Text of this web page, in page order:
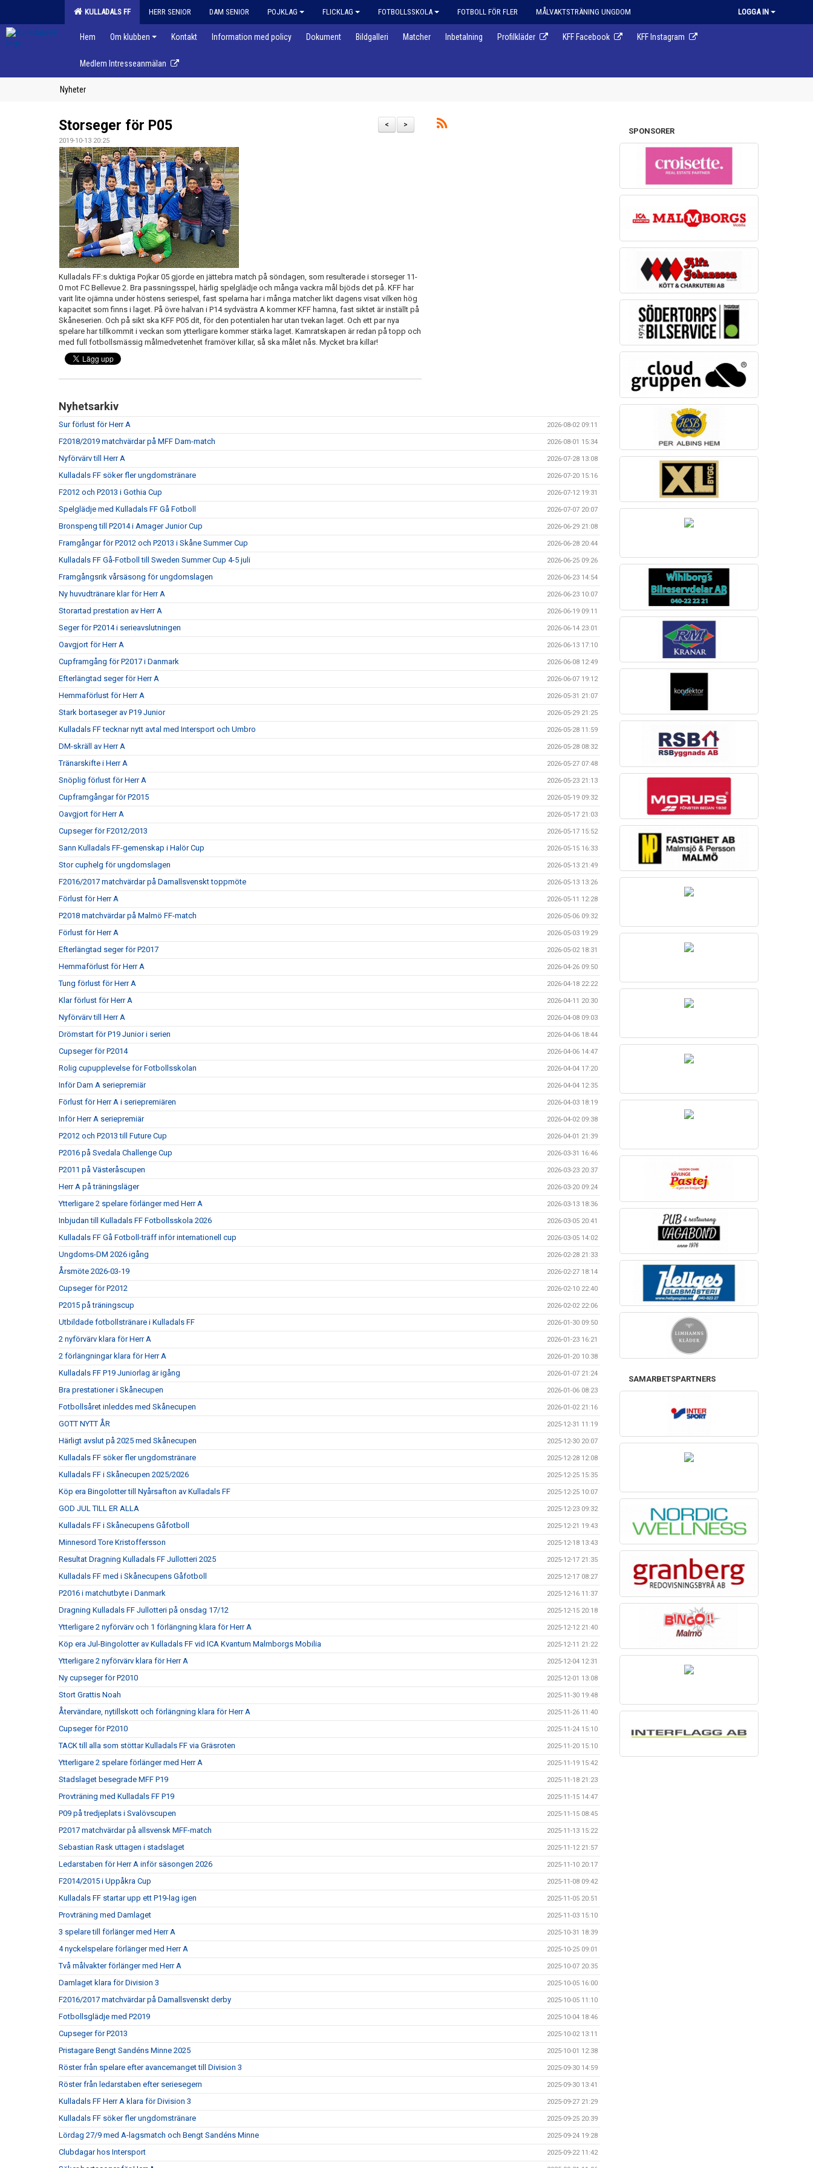
KULLADALS FF HERR SENIOR DAM SENIOR POJKLAG FLICKLAG FOTBOLLSSKOLA FOTBOLL FÖR FLER MÅLVAKTSTRÄNING UNGDOM LOGGA IN
Hem Om klubben Kontakt Information med policy Dokument Bildgalleri Matcher Inbetalning Profilkläder KFF Facebook KFF Instagram
Medlem Intresseanmälan
Nyheter
>
<
Storseger för P05
2019-10-13 20:25
Kulladals FF:s duktiga Pojkar 05 gjorde en jättebra match på söndagen, som resulterade i storseger 11-
0 mot FC Bellevue 2. Bra passningsspel, härlig spelglädje och många vackra mål bjöds det på. KFF har
varit lite ojämna under höstens seriespel, fast spelarna har i många matcher likt dagens visat vilken hög
kapacitet som finns i laget. På övre halvan i P14 sydvästra A kommer KFF hamna, fast siktet är inställt på
Skåneserien. Och på sikt ska KFF P05 dit, för den potentialen har utan tvekan laget. Och ett par nya
spelare har tillkommit i veckan som ytterligare kommer stärka laget. Kamratskapen är redan på topp och
med full fotbollsmässig målmedvetenhet framöver killar, så ska målet nås. Mycket bra killar!
Nyhetsarkiv
Sur förlust för Herr A 2026-08-02 09:11
F2018/2019 matchvärdar på MFF Dam-match 2026-08-01 15:34
Nyförvärv till Herr A 2026-07-28 13:08
Kulladals FF söker fler ungdomstränare 2026-07-20 15:16
F2012 och P2013 i Gothia Cup 2026-07-12 19:31
Spelglädje med Kulladals FF Gå Fotboll 2026-07-07 20:07
Bronspeng till P2014 i Amager Junior Cup 2026-06-29 21:08
Framgångar för P2012 och P2013 i Skåne Summer Cup 2026-06-28 20:44
Kulladals FF Gå-Fotboll till Sweden Summer Cup 4-5 juli 2026-06-25 09:26
Framgångsrik vårsäsong för ungdomslagen 2026-06-23 14:54
Ny huvudtränare klar för Herr A 2026-06-23 10:07
Storartad prestation av Herr A 2026-06-19 09:11
Seger för P2014 i serieavslutningen 2026-06-14 23:01
Oavgjort för Herr A 2026-06-13 17:10
Cupframgång för P2017 i Danmark 2026-06-08 12:49
Efterlängtad seger för Herr A 2026-06-07 19:12
Hemmaförlust för Herr A 2026-05-31 21:07
Stark bortaseger av P19 Junior 2026-05-29 21:25
Kulladals FF tecknar nytt avtal med Intersport och Umbro 2026-05-28 11:59
DM-skräll av Herr A 2026-05-28 08:32
Tränarskifte i Herr A 2026-05-27 07:48
Snöplig förlust för Herr A 2026-05-23 21:13
Cupframgångar för P2015 2026-05-19 09:32
Oavgjort för Herr A 2026-05-17 21:03
Cupseger för F2012/2013 2026-05-17 15:52
Sann Kulladals FF-gemenskap i Halör Cup 2026-05-15 16:33
Stor cuphelg för ungdomslagen 2026-05-13 21:49
F2016/2017 matchvärdar på Damallsvenskt toppmöte 2026-05-13 13:26
Förlust för Herr A 2026-05-11 12:28
P2018 matchvärdar på Malmö FF-match 2026-05-06 09:32
Förlust för Herr A 2026-05-03 19:29
Efterlängtad seger för P2017 2026-05-02 18:31
Hemmaförlust för Herr A 2026-04-26 09:50
Tung förlust för Herr A 2026-04-18 22:22
Klar förlust för Herr A 2026-04-11 20:30
Nyförvärv till Herr A 2026-04-08 09:03
Drömstart för P19 Junior i serien 2026-04-06 18:44
Cupseger för P2014 2026-04-06 14:47
Rolig cupupplevelse för Fotbollsskolan 2026-04-04 17:20
Inför Dam A seriepremiär 2026-04-04 12:35
Förlust för Herr A i seriepremiären 2026-04-03 18:19
Inför Herr A seriepremiär 2026-04-02 09:38
P2012 och P2013 till Future Cup 2026-04-01 21:39
P2016 på Svedala Challenge Cup 2026-03-31 16:46
P2011 på Västeråscupen 2026-03-23 20:37
Herr A på träningsläger 2026-03-20 09:24
Ytterligare 2 spelare förlänger med Herr A 2026-03-13 18:36
Inbjudan till Kulladals FF Fotbollsskola 2026 2026-03-05 20:41
Kulladals FF Gå Fotboll-träff inför internationell cup 2026-03-05 14:02
Ungdoms-DM 2026 igång 2026-02-28 21:33
Årsmöte 2026-03-19 2026-02-27 18:14
Cupseger för P2012 2026-02-10 22:40
P2015 på träningscup 2026-02-02 22:06
Utbildade fotbollstränare i Kulladals FF 2026-01-30 09:50
2 nyförvärv klara för Herr A 2026-01-23 16:21
2 förlängningar klara för Herr A 2026-01-20 10:38
Kulladals FF P19 Juniorlag är igång 2026-01-07 21:24
Bra prestationer i Skånecupen 2026-01-06 08:23
Fotbollsåret inleddes med Skånecupen 2026-01-02 21:16
GOTT NYTT ÅR 2025-12-31 11:19
Härligt avslut på 2025 med Skånecupen 2025-12-30 20:07
Kulladals FF söker fler ungdomstränare 2025-12-28 12:08
Kulladals FF i Skånecupen 2025/2026 2025-12-25 15:35
Köp era Bingolotter till Nyårsafton av Kulladals FF 2025-12-25 10:07
GOD JUL TILL ER ALLA 2025-12-23 09:32
Kulladals FF i Skånecupens Gåfotboll 2025-12-21 19:43
Minnesord Tore Kristoffersson 2025-12-18 13:43
Resultat Dragning Kulladals FF Jullotteri 2025 2025-12-17 21:35
Kulladals FF med i Skånecupens Gåfotboll 2025-12-17 08:27
P2016 i matchutbyte i Danmark 2025-12-16 11:37
Dragning Kulladals FF Jullotteri på onsdag 17/12 2025-12-15 20:18
Ytterligare 2 nyförvärv och 1 förlängning klara för Herr A 2025-12-12 21:40
Köp era Jul-Bingolotter av Kulladals FF vid ICA Kvantum Malmborgs Mobilia 2025-12-11 21:22
Ytterligare 2 nyförvärv klara för Herr A 2025-12-04 12:31
Ny cupseger för P2010 2025-12-01 13:08
Stort Grattis Noah 2025-11-30 19:48
Återvändare, nytillskott och förlängning klara för Herr A 2025-11-26 11:40
Cupseger för P2010 2025-11-24 15:10
TACK till alla som stöttar Kulladals FF via Gräsroten 2025-11-20 15:10
Ytterligare 2 spelare förlänger med Herr A 2025-11-19 15:42
Stadslaget besegrade MFF P19 2025-11-18 21:23
Provträning med Kulladals FF P19 2025-11-15 14:47
P09 på tredjeplats i Svalövscupen 2025-11-15 08:45
P2017 matchvärdar på allsvensk MFF-match 2025-11-13 15:22
Sebastian Rask uttagen i stadslaget 2025-11-12 21:57
Ledarstaben för Herr A inför säsongen 2026 2025-11-10 20:17
F2014/2015 i Uppåkra Cup 2025-11-08 09:42
Kulladals FF startar upp ett P19-lag igen 2025-11-05 20:51
Provträning med Damlaget 2025-11-03 15:10
3 spelare till förlänger med Herr A 2025-10-31 18:39
4 nyckelspelare förlänger med Herr A 2025-10-25 09:01
Två målvakter förlänger med Herr A 2025-10-07 20:35
Damlaget klara för Division 3 2025-10-05 16:00
F2016/2017 matchvärdar på Damallsvenskt derby 2025-10-05 11:10
Fotbollsglädje med P2019 2025-10-04 18:46
Cupseger för P2013 2025-10-02 13:11
Pristagare Bengt Sandéns Minne 2025 2025-10-01 12:38
Röster från spelare efter avancemanget till Division 3 2025-09-30 14:59
Röster från ledarstaben efter seriesegern 2025-09-30 13:41
Kulladals FF Herr A klara för Division 3 2025-09-27 21:29
Kulladals FF söker fler ungdomstränare 2025-09-25 20:39
Lördag 27/9 med A-lagsmatch och Bengt Sandéns Minne 2025-09-24 19:28
Clubdagar hos Intersport 2025-09-22 11:42
SPONSORER
SAMARBETSPARTNERS